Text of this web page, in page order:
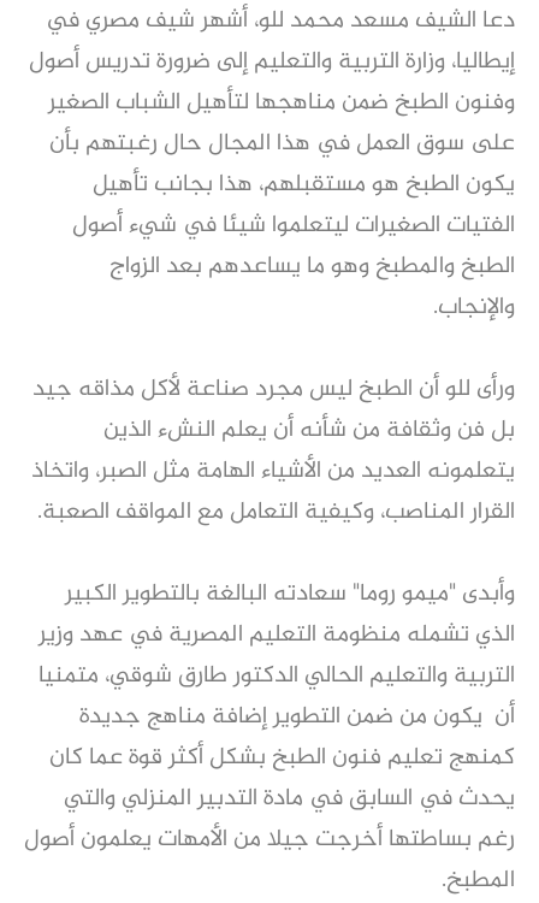
دعا الشيف مسعد محمد للو، أشهر شيف مصري في
إيطاليا، وزارة التربية والتعليم إلى ضرورة تدريس أصول
وفنون الطبخ ضمن مناهجها لتأهيل الشباب الصغير
على سوق العمل في هذا المجال حال رغبتهم بأن
يكون الطبخ هو مستقبلهم، هذا بجانب تأهيل
الفتيات الصغيرات ليتعلموا شيئا في شيء أصول
الطبخ والمطبخ وهو ما يساعدهم بعد الزواج
والإنجاب.
ورأى للو أن الطبخ ليس مجرد صناعة لأكل مذاقه جيد
بل فن وثقافة من شأنه أن يعلم النشء الذين
يتعلمونه العديد من الأشياء الهامة مثل الصبر، واتخاذ
القرار المناصب، وكيفية التعامل مع المواقف الصعبة.
وأبدى "ميمو روما" سعادته البالغة بالتطوير الكبير
الذي تشمله منظومة التعليم المصرية في عهد وزير
التربية والتعليم الحالي الدكتور طارق شوقي، متمنيا
أن يكون من ضمن التطوير إضافة مناهج جديدة
كمنهج تعليم فنون الطبخ بشكل أكثر قوة عما كان
يحدث في السابق في مادة التدبير المنزلي والتي
رغم بساطتها أخرجت جيلا من الأمهات يعلمون أصول
المطبخ.